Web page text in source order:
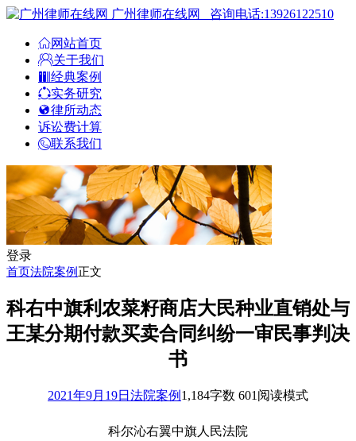
广州律师在线网 咨询电话:13926122510
网站首页
关于我们
经典案例
实务研究
律所动态
诉讼费计算
联系我们
登录
首页法院案例 正文
科右中旗利农菜籽商店大民种业直销处与
王某分期付款买卖合同纠纷一审民事判决
书
2021年9月19日 法院案例 1,184字数 601 阅读模式
科尔沁右翼中旗人民法院